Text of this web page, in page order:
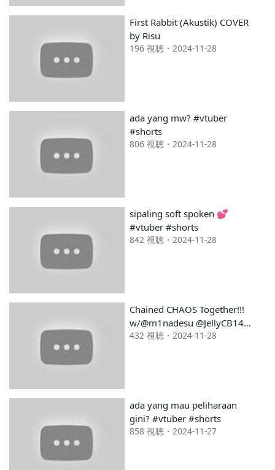
First Rabbit (Akustik) COVER
by Risu
196 視聴・2024-11-28
ada yang mw? #vtuber
#shorts
806 視聴・2024-11-28
sipaling soft spoken 💕
#vtuber #shorts
842 視聴・2024-11-28
Chained CHAOS Together!!!
w/@m1nadesu @JellyCB14
@sarahsherlya
432 視聴・2024-11-28
ada yang mau peliharaan
gini? #vtuber #shorts
858 視聴・2024-11-27